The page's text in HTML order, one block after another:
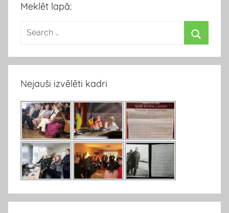
Meklēt lapā:
Nejauši izvēlēti kadri